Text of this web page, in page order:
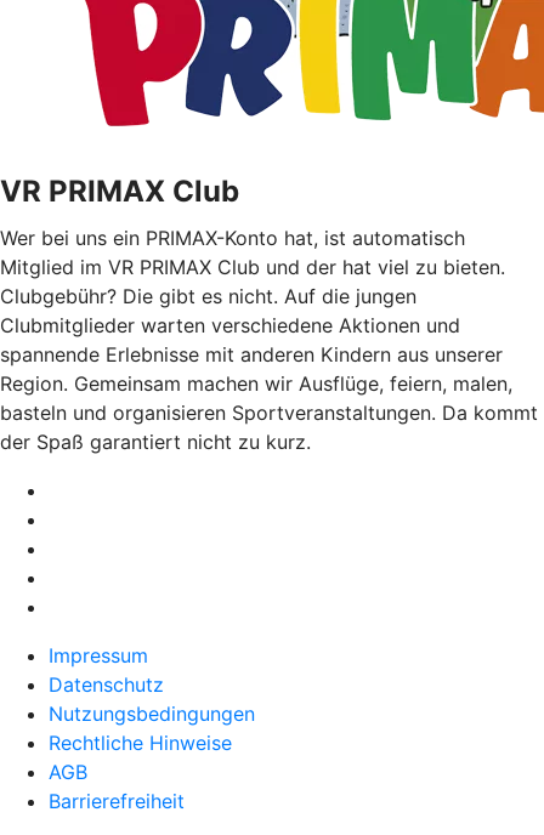
VR PRIMAX Club
Wer bei uns ein PRIMAX-Konto hat, ist automatisch
Mitglied im VR PRIMAX Club und der hat viel zu bieten.
Clubgebühr? Die gibt es nicht. Auf die jungen
Clubmitglieder warten verschiedene Aktionen und
spannende Erlebnisse mit anderen Kindern aus unserer
Region. Gemeinsam machen wir Ausflüge, feiern, malen,
basteln und organisieren Sportveranstaltungen. Da kommt
der Spaß garantiert nicht zu kurz.
Impressum
Datenschutz
Nutzungsbedingungen
Rechtliche Hinweise
AGB
Barrierefreiheit